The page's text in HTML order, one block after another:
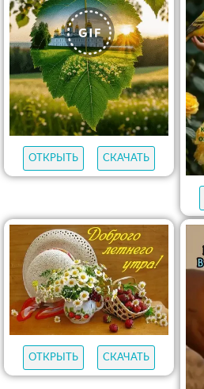
ОТКРЫТЬ СКАЧАТЬ
ОТКРЫТЬ СКАЧАТЬ